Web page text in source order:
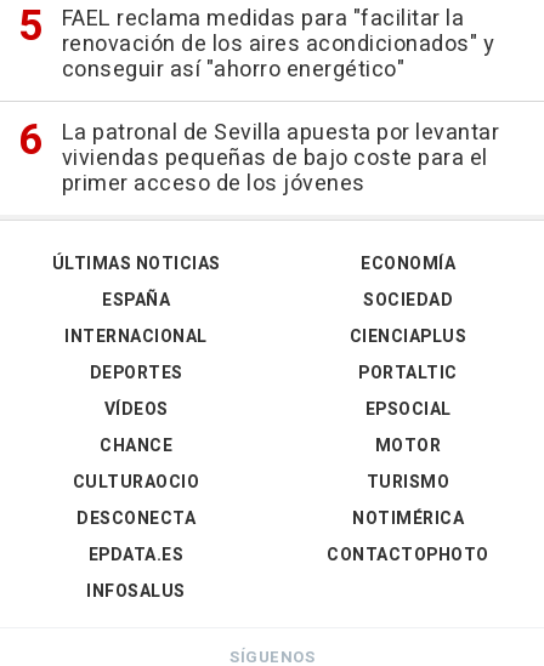
FAEL reclama medidas para "facilitar la
renovación de los aires acondicionados" y
conseguir así "ahorro energético"
La patronal de Sevilla apuesta por levantar
viviendas pequeñas de bajo coste para el
primer acceso de los jóvenes
ÚLTIMAS NOTICIAS
ESPAÑA
INTERNACIONAL
DEPORTES
VÍDEOS
ECONOMÍA
SOCIEDAD
CIENCIAPLUS
PORTALTIC
EPSOCIAL
CHANCE
CULTURAOCIO
DESCONECTA
EPDATA.ES
INFOSALUS
MOTOR
TURISMO
NOTIMÉRICA
CONTACTOPHOTO
SÍGUENOS